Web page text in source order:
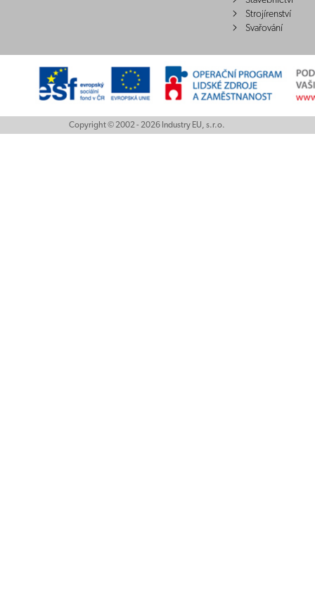
Strojírenství
Svařování
Copyright © 2002 - 2026 Industry EU, s.r.o.